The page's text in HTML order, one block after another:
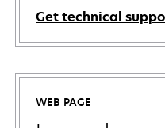
Get technical
opens
in
newWEB PAGE